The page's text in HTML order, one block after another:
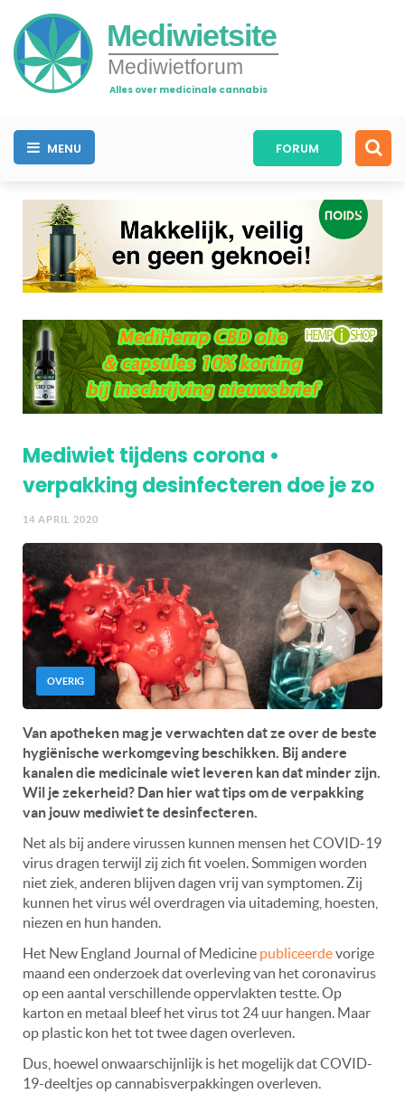
Mediwietsite
Mediwietforum
Alles over medicinale cannabis
MENU FORUM
Mediwiet tijdens corona •
verpakking desinfecteren doe je zo
14 APRIL 2020
OVERIG
Van apotheken mag je verwachten dat ze over de beste
hygiënische werkomgeving beschikken. Bij andere
kanalen die medicinale wiet leveren kan dat minder zijn.
Wil je zekerheid? Dan hier wat tips om de verpakking
van jouw mediwiet te desinfecteren.
Net als bij andere virussen kunnen mensen het COVID-19
virus dragen terwijl zij zich fit voelen. Sommigen worden
niet ziek, anderen blijven dagen vrij van symptomen. Zij
kunnen het virus wél overdragen via uitademing, hoesten,
niezen en hun handen.
Het New England Journal of Medicine publiceerdevorige
maand een onderzoek dat overleving van het coronavirus
op een aantal verschillende oppervlakten testte. Op
karton en metaal bleef het virus tot 24 uur hangen. Maar
op plastic kon het tot twee dagen overleven.
Dus, hoewel onwaarschijnlijk is het mogelijk dat COVID-
19-deeltjes op cannabisverpakkingen overleven.